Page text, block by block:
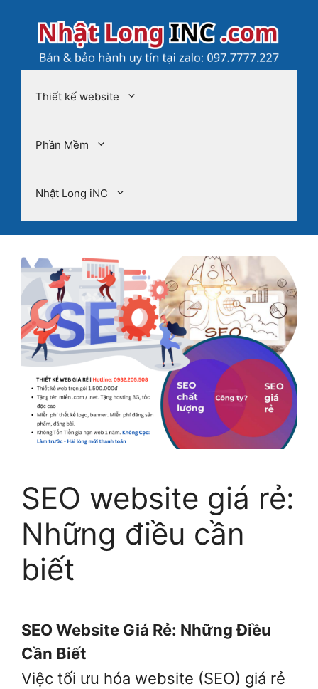
Thiết kế website
Phần Mềm
Nhật Long iNC
SEO website giá rẻ:
Những điều cần
biết
SEO Website Giá Rẻ: Những Điều
Cần Biết
Việc tối ưu hóa website (SEO) giá rẻ